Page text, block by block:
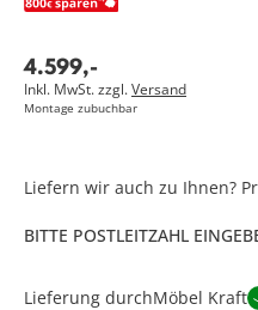
4.599,-
Inkl. MwSt. zzgl.Versand
Montage zubuchbar
Liefern wir auch zu Ihnen?
BITTE POSTLEITZAHL
Lieferung durchMöbel Kraft